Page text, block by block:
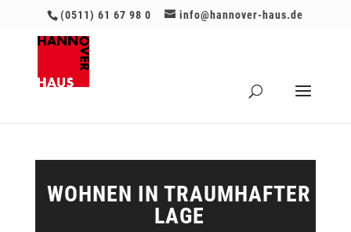
(0511) 61 67 98 0 info@hannover-haus.de
WOHNEN IN TRAUMHAFTER
LAGE